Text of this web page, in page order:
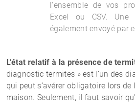
l'ensemble de vos
Excel ou CSV. Une
également envoyé par
L’état relatif à la présence de
diagnostic termites » est l’un des
qui peut s’avérer obligatoire lors de
maison. Seulement, il faut savoir